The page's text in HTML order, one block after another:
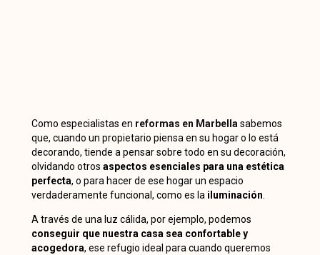
Como especialistas en reformas en Marbella sabemos
que, cuando un propietario piensa en su hogar o lo está
decorando, tiende a pensar sobre todo en su decoración,
olvidando otros aspectos esenciales para una estética
perfecta, o para hacer de ese hogar un espacio
verdaderamente funcional, como es la iluminación
A través de una luz cálida, por ejemplo, podemos
conseguir que nuestra casa sea confortable y
acogedora, ese refugio ideal para cuando queremos